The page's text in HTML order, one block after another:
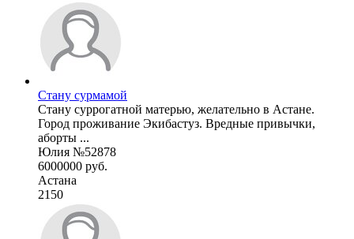
Стану сурмамой
Стану суррогатной матерью, желательно в Астане.
Город проживание Экибастуз. Вредные привычки,
аборты ...
Юлия №52878
6000000 руб.
Астана
2150